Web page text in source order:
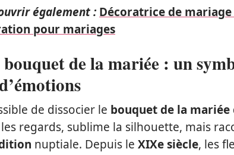
également : Décoratrice de
pour mariages
de la mariée : un
de dissocier le bouquet de la mariée
regards, sublime la silhouette, mais
nuptiale. Depuis le XIXe siècle, les